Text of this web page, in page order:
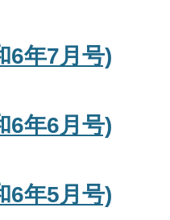
6年7月号)
6年6月号)
6年5月号)